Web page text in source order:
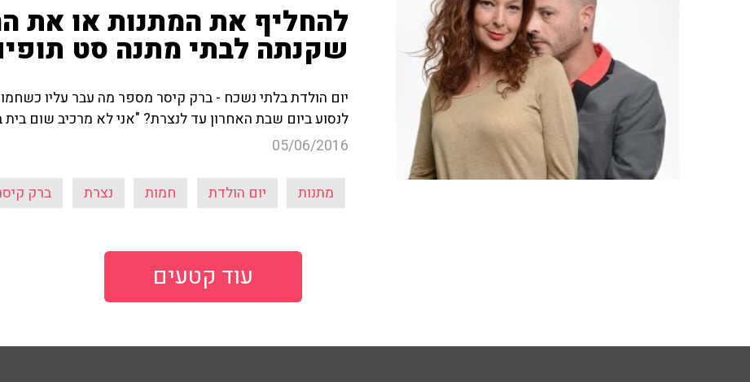
להחליף את המתנות או את
שקנתה לבתי מתנה סט
יום הולדת בלתי נשכח - ברק קיסר מספר מה עבר עליו
לנסוע ביום שבת האחרון עד לנצרת? "אני לא מרכיב שום בית
05/06/2016
מתנות יום הולדת חמות נצרת ברק
עוד קטעים